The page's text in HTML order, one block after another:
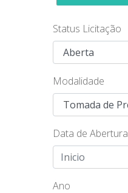
Status Licitação
Modalidade
Data de Abertura
Ano